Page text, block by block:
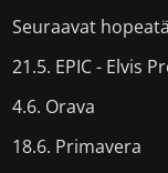
Seuraavat
21.5. EPIC - Elvis
4.6. Orava
18.6. Primavera